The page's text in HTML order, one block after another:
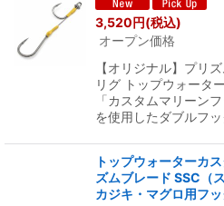
絞り込む
3,520円(税込)
オープン価格
【オリジナル】プリ
リグ トップウォータ
「カスタムマリーン
を使用したダブルフ
トップウォーターカ
ズムブレード SSC（
カジキ・マグロ用フ